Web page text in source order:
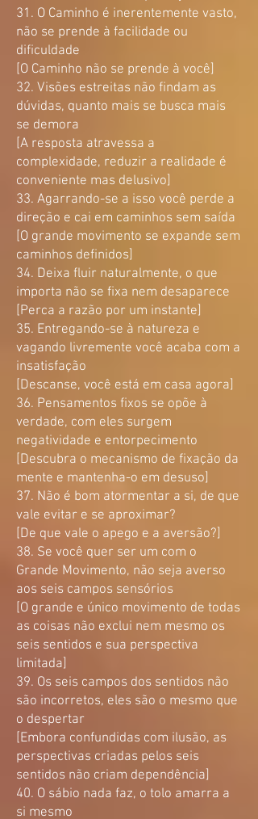
31. O Caminho é inerentemente vasto,
não se prende à facilidade ou
dificuldade
[O Caminho não se prende à você]
32. Visões estreitas não findam as
dúvidas, quanto mais se busca mais
se demora
[A resposta atravessa a
complexidade, reduzir a realidade é
conveniente mas delusivo]
33. Agarrando-se a isso você perde a
direção e cai em caminhos sem saída
[O grande movimento se expande sem
caminhos definidos]
34. Deixa fluir naturalmente, o que
importa não se fixa nem desaparece
[Perca a razão por um instante]
35. Entregando-se à natureza e
vagando livremente você acaba com a
insatisfação
[Descanse, você está em casa agora]
36. Pensamentos fixos se opõe à
verdade, com eles surgem
negatividade e entorpecimento
[Descubra o mecanismo de fixação da
mente e mantenha-o em desuso]
37. Não é bom atormentar a si, de que
vale evitar e se aproximar?
[De que vale o apego e a aversão?]
38. Se você quer ser um com o
Grande Movimento, não seja averso
aos seis campos sensórios
[O grande e único movimento de todas
as coisas não exclui nem mesmo os
seis sentidos e sua perspectiva
limitada]
39. Os seis campos dos sentidos não
são incorretos, eles são o mesmo que
o despertar
[Embora confundidas com ilusão, as
perspectivas criadas pelos seis
sentidos não criam dependência]
40. O sábio nada faz, o tolo amarra a
si mesmo